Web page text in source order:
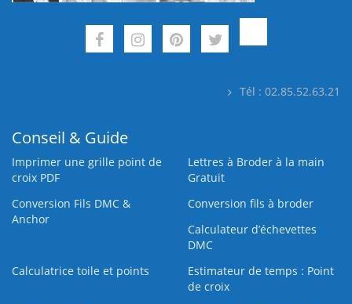
Tél : 02.85.52.63.21
Conseil & Guide
Imprimer une grille point de
croix PDF
Lettres à Broder à la main
Gratuit
Conversion Fils DMC &
Anchor
Conversion fils à broder
Calculateur d’échevettes
DMC
Calculatrice toile et points
Estimateur de temps : Point
de croix